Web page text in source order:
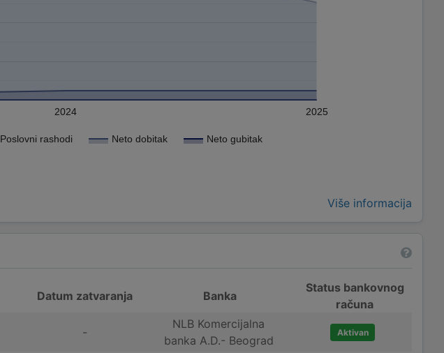
Poslovni rashodi Neto dobitak Neto gubitak
2024 2025
Više informacija
Datum zatvaranja Banka
Status bankovnog
računa
-
NLB Komercijalna
banka A.D.- Beograd
Aktivan